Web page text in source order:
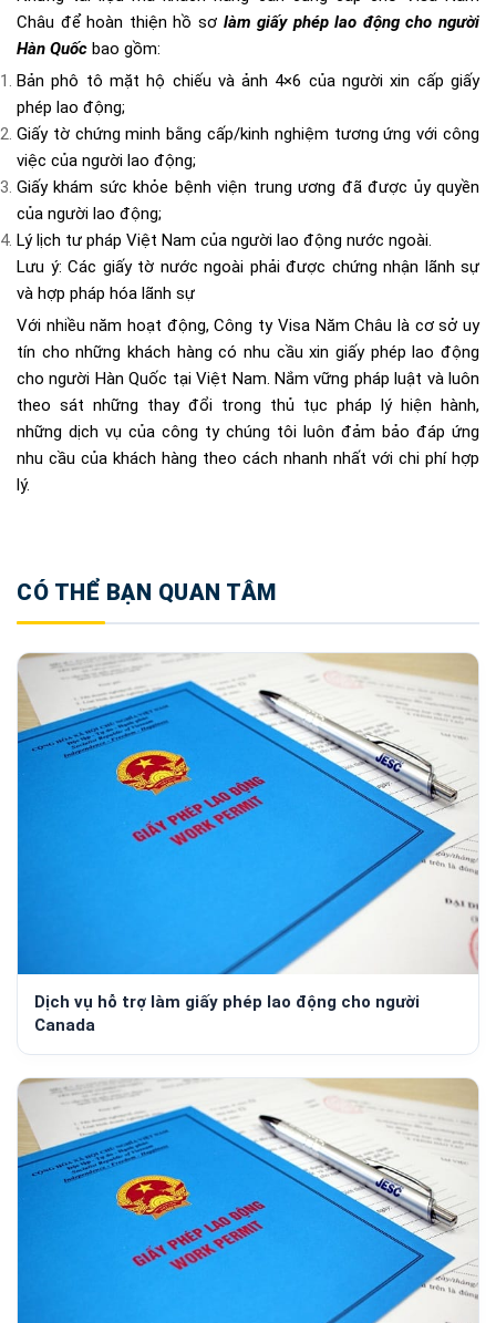
Châu để hoàn thiện hồ sơ làm giấy phép lao động cho người
Hàn Quốc bao gồm:
Bản phô tô mặt hộ chiếu và ảnh 4×6 của người xin cấp giấy
phép lao động;
Giấy tờ chứng minh bằng cấp/kinh nghiệm tương ứng với công
việc của người lao động;
Giấy khám sức khỏe bệnh viện trung ương đã được ủy quyền
của người lao động;
Lý lịch tư pháp Việt Nam của người lao động nước ngoài.
Lưu ý: Các giấy tờ nước ngoài phải được chứng nhận lãnh sự
và hợp pháp hóa lãnh sự
Với nhiều năm hoạt động,Công ty Visa Năm Châu là cơ sở uy
tín cho những khách hàng có nhu cầu xin giấy phép lao động
cho người Hàn Quốc tại Việt Nam. Nắm vững pháp luật và luôn
theo sát những thay đổi trong thủ tục pháp lý hiện hành,
những dịch vụ của công ty chúng tôi luôn đảm bảo đáp ứng
nhu cầu của khách hàng theo cách nhanh nhất với chi phí hợp
lý.
CÓ THỂ BẠN QUAN TÂM
Dịch vụ hỗ trợ làm giấy phép lao động cho người
Canada